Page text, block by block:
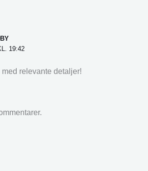
19:42
relevante detaljer!